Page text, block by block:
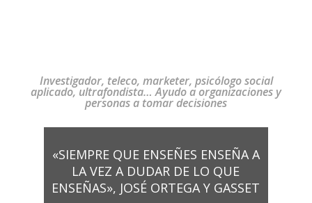
Investigador, teleco, marketer, psicólogo social
aplicado, ultrafondista… Ayudo a organizaciones y
personas a tomar decisiones
«SIEMPRE QUE ENSEÑES ENSEÑA A
LA VEZ A DUDAR DE LO QUE
ENSEÑAS», JOSÉ ORTEGA Y GASSET